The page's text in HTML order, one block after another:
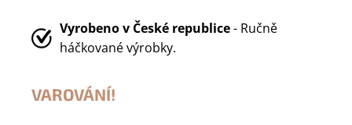
Vyrobeno v České republice- Ručně
háčkované výrobky.
VAROVÁNÍ!